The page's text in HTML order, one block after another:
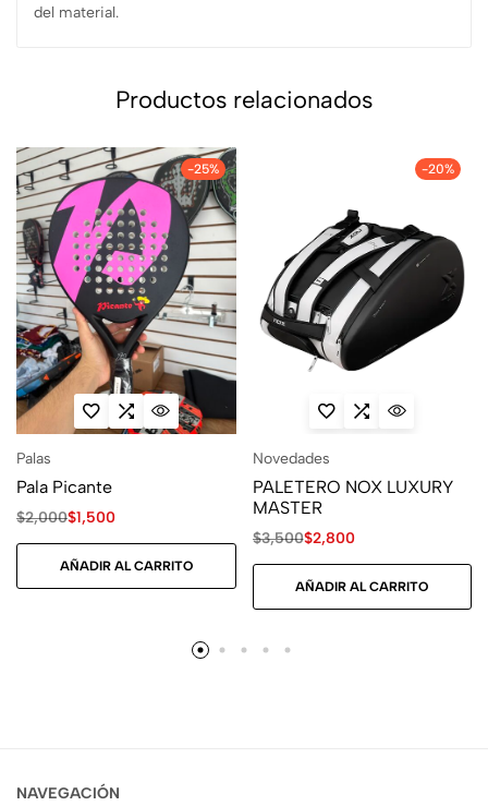
del material.
Productos relacionados
-25%
Palas
Pala Picante
$2,000$1,500
AÑADIR AL CARRITO
-20%
Novedades
PALETERO NOX LUXURY
MASTER
$3,500$2,800
AÑADIR AL CARRITO
NAVEGACIÓN